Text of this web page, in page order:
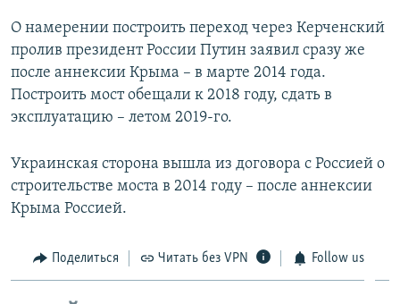
О намерении построить переход через Керченский
пролив президент России Путин заявил сразу же
после аннексии Крыма – в марте 2014 года.
Построить мост обещали к 2018 году, сдать в
эксплуатацию – летом 2019-го.
Украинская сторона вышла из договора с Россией о
строительстве моста в 2014 году – после аннексии
Крыма Россией.
Поделиться Читать без VPN Follow us